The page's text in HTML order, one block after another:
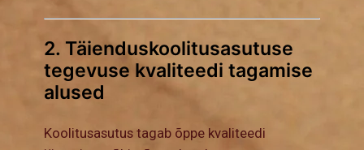
2. Täienduskoolitusasutuse
tegevuse kvaliteedi tagamise
alused
Koolitusasutus tagab õppe kvaliteedi